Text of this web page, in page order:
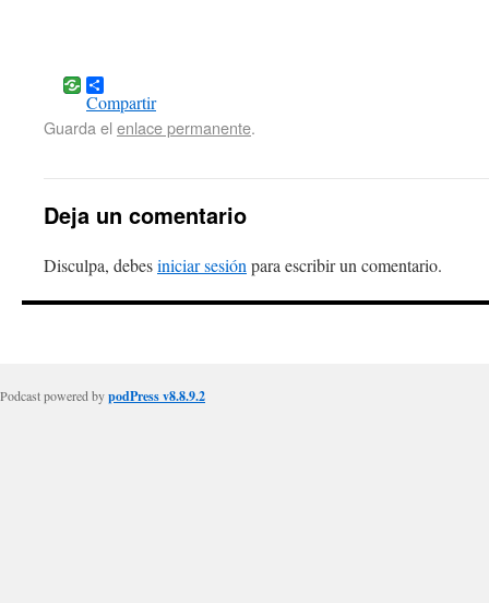
Compartir
Guarda el enlace permanente.
Deja un comentario
Disculpa, debesiniciar sesiónpara escribir un comentario.
Podcast powered bypodPress v8.8.9.2